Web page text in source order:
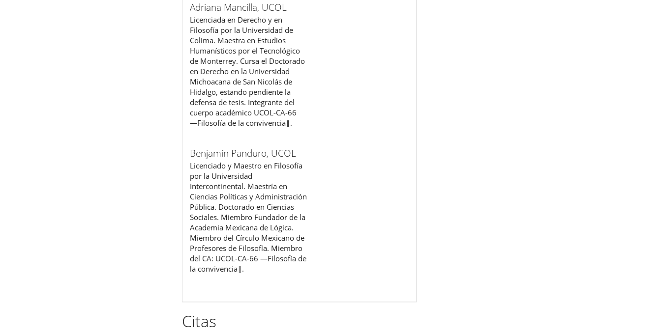
Adriana Mancilla, UCOL
Licenciada en Derecho y en
Filosofía por la Universidad de
Colima. Maestra en Estudios
Humanísticos por el Tecnológico
de Monterrey. Cursa el Doctorado
en Derecho en la Universidad
Michoacana de San Nicolás de
Hidalgo, estando pendiente la
defensa de tesis. Integrante del
cuerpo académico UCOL-CA-66
―Filosofía de la convivencia‖.
Benjamín Panduro, UCOL
Licenciado y Maestro en Filosofía
por la Universidad
Intercontinental. Maestría en
Ciencias Políticas y Administración
Pública. Doctorado en Ciencias
Sociales. Miembro Fundador de la
Academia Mexicana de Lógica.
Miembro del Círculo Mexicano de
Profesores de Filosofía. Miembro
del CA: UCOL-CA-66 ―Filosofía de
la convivencia‖.
Citas